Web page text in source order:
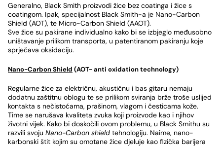
Generalno, Black Smith proizvodi žice bez coatinga i žice s
coatingom. Ipak, specijalnost Black Smith-a je Nano-Carbon
Shield (AOT), te Micro-Carbon Shield (AAOT).
Sve žice su pakirane individualno kako bi se izbjeglo međusobno
uništavanje prilikom transporta, u patentiranom pakiranju koje
sprječava oksidaciju.
Nano-Carbon Shield (AOT- anti oxidation technology)
Regularne žice za električnu, akustičnu i bas gitaru nemaju
dodatnu zaštitnu oblogu te se prilikom sviranja brže troše uslijed
kontakta s nečistoćama, prašinom, vlagom i česticama kože.
Time se narušava kvaliteta zvuka koji proizvode kao i njihov
životni vijek. Kako bi doskočili ovom problemu, u Black Smithu su
razvili svoju Nano-Carbon shield tehnologiju. Naime, nano-
karbonski štit kojim su omotane žice djeluje kao fizička barijera